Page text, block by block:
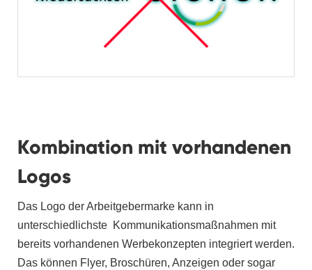
Kombination mit vorhandenen
Logos
Das Logo der Arbeitgebermarke kann in
unterschiedlichste Kommunikationsmaßnahmen mit
bereits vorhandenen Werbekonzepten integriert werden.
Das können Flyer, Broschüren, Anzeigen oder sogar